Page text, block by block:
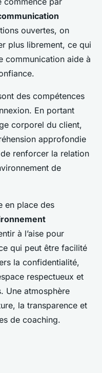
ouvertes, on
plus librement, ce qui
communication aide à
des compétences
En portant
corporel du client,
approfondie
renforcer la relation
de
en place des
à l’aise pour
qui peut être facilité
la confidentialité,
respectueux et
Une atmosphère
la transparence et
de coaching.